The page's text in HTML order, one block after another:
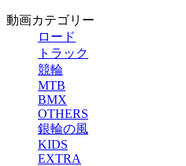
動画カテゴリー
ロード
トラック
競輪
MTB
BMX
OTHERS
銀輪の風
KIDS
EXTRA